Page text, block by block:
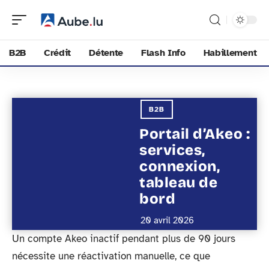
B2B Crédit Détente Flash Info Habillement
B2B
Portail d’Akeo :
services,
connexion,
tableau de
bord
20 avril 2026
Un compte Akeo inactif pendant plus de 90 jours
nécessite une réactivation manuelle, ce que